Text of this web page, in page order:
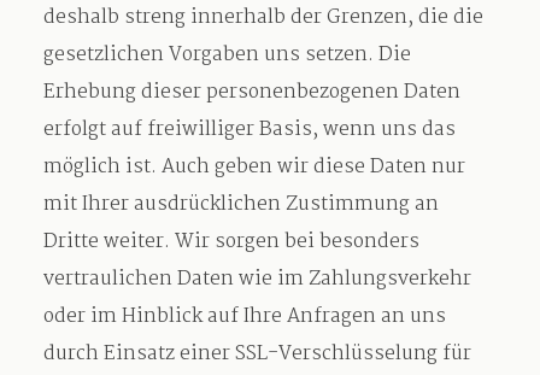
deshalb streng innerhalb der Grenzen, die die
gesetzlichen Vorgaben uns setzen. Die
Erhebung dieser personenbezogenen Daten
erfolgt auf freiwilliger Basis, wenn uns das
möglich ist. Auch geben wir diese Daten nur
mit Ihrer ausdrücklichen Zustimmung an
Dritte weiter. Wir sorgen bei besonders
vertraulichen Daten wie im Zahlungsverkehr
oder im Hinblick auf Ihre Anfragen an uns
durch Einsatz einer SSL-Verschlüsselung für